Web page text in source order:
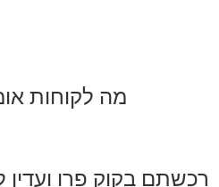
מה לקוחות
רכשתם בקוק פרו